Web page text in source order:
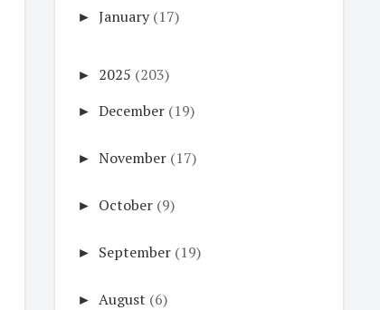
► January (17)
► 2025 (203)
► December (19)
► November (17)
► October (9)
► September (19)
► August (6)